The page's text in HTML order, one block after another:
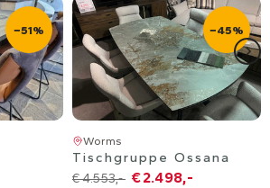
−51% −45%
Worms
Tischgruppe Ossana
€ 4.553,- € 2.498,-